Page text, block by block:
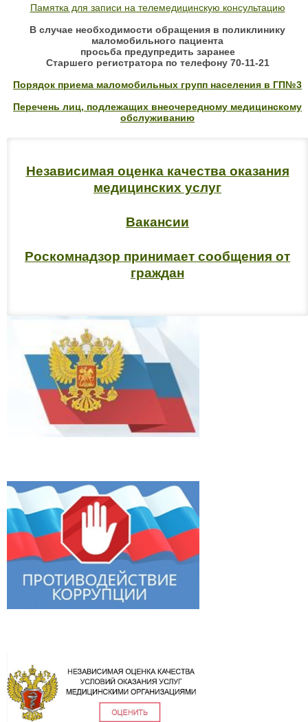
Памятка для записи на телемедицинскую консультацию
В случае необходимости обращения в поликлинику
маломобильного пациента
просьба предупредить заранее
Старшего регистратора по телефону 70-11-21
Порядок приема маломобильных групп населения в ГП№3
Перечень лиц, подлежащих внеочередному медицинскому
обслуживанию
Независимая оценка качества оказания
медицинских услуг
Вакансии
Роскомнадзор принимает сообщения от
граждан